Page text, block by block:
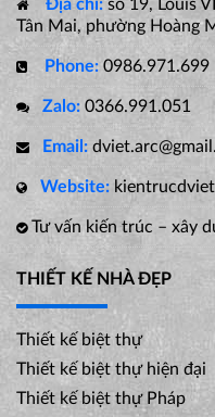
Địa chỉ: số 19, Louis
Tân Mai, phường Hoàng
Phone: 0986.971.699
Zalo: 0366.991.051
Email:
Website:
Tư vấn kiến trúc – xây
THIẾT KẾ NHÀ ĐẸP
Thiết kế biệt thự
Thiết kế biệt thự hiện đại
Thiết kế biệt thự Pháp